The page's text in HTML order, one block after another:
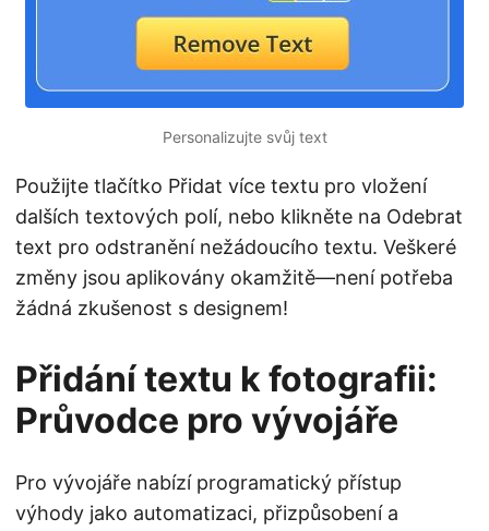
Personalizujte svůj text
Použijte tlačítko Přidat více textu pro vložení
dalších textových polí, nebo klikněte na Odebrat
text pro odstranění nežádoucího textu. Veškeré
změny jsou aplikovány okamžitě—není potřeba
žádná zkušenost s designem!
Přidání textu k fotografii:
Průvodce pro vývojáře
Pro vývojáře nabízí programatický přístup
výhody jako automatizaci, přizpůsobení a